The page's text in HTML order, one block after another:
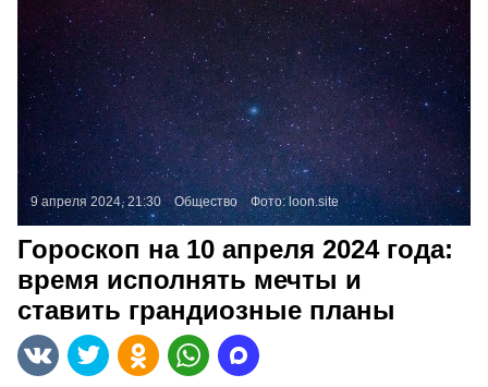
9 апреля 2024, 21:30 Общество Фото: loon.site
Гороскоп на 10 апреля 2024 года:
время исполнять мечты и
ставить грандиозные планы